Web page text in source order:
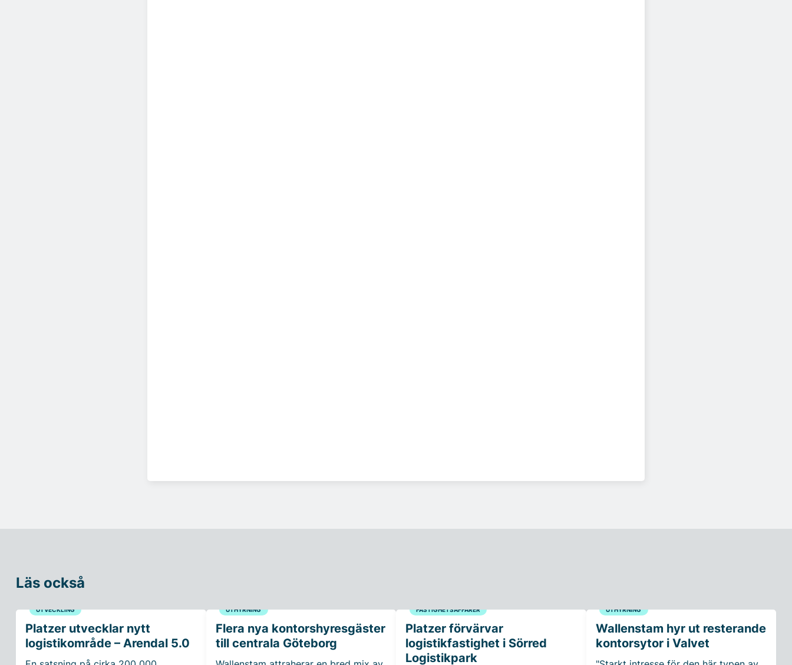
Läs också
UTVECKLING
Platzer utvecklar nytt
logistikområde – Arendal 5.0
UTHYRNING
Flera nya kontorshyresgäster
till centrala Göteborg
FASTIGHETSAFFÄRER
Platzer förvärvar
logistikfastighet i Sörred
Logistikpark
UTHYRNING
Wallenstam hyr ut resterande
kontorsytor i Valvet